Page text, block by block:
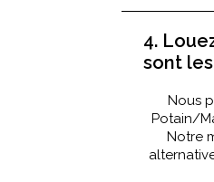
4.
sont
Nous
Potain/
Notre